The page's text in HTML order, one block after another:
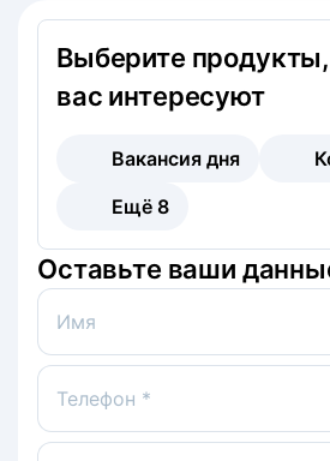
Выберите
вас интересуют
Вакансия дня
Ещё 8
Оставьте ваши
Имя
Телефон *